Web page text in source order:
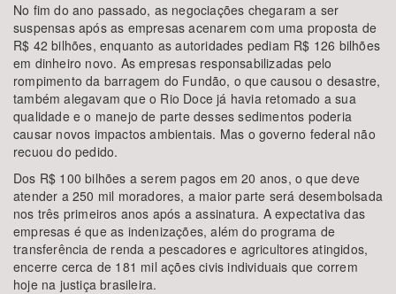
No fim do ano passado, as negociações chegaram a ser
suspensas após as empresas acenarem com uma proposta de
R$ 42 bilhões, enquanto as autoridades pediam R$ 126 bilhões
em dinheiro novo. As empresas responsabilizadas pelo
rompimento da barragem do Fundão, o que causou o desastre,
também alegavam que o Rio Doce já havia retomado a sua
qualidade e o manejo de parte desses sedimentos poderia
causar novos impactos ambientais. Mas o governo federal não
recuou do pedido.
Dos R$ 100 bilhões a serem pagos em 20 anos, o que deve
atender a 250 mil moradores, a maior parte será desembolsada
nos três primeiros anos após a assinatura. A expectativa das
empresas é que as indenizações, além do programa de
transferência de renda a pescadores e agricultores atingidos,
encerre cerca de 181 mil ações civis individuais que correm
hoje na justiça brasileira.